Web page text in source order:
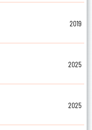
2019
2025
2025